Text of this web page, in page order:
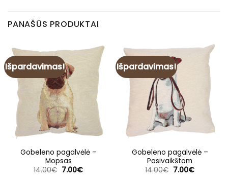
PANAŠŪS PRODUKTAI
Išpardavimas!
Gobeleno pagalvėlė –
Mopsas
14.00€ Original
7.00€Current
Išpardavimas!
Gobeleno pagalvėlė –
Pasivaikštom
14.00€ Original
7.00€Current